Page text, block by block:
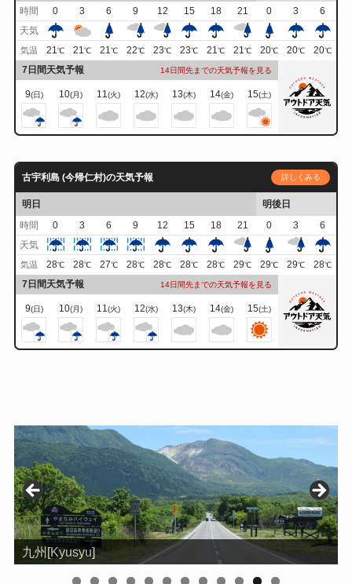
時間
0 3 6 9 12 15 18 21 0 3
6
天気
気温 21℃ 21℃ 21℃ 22℃ 23℃ 23℃ 21℃ 21℃ 20℃ 20℃ 20℃
7日間天気予報 14日間先までの天気予報を見る
9(日) 10(月) 11(火) 12(水) 13(木) 14(金) 15(土)
古宇利島 (今帰仁村)の天気予報 詳しくみる
明日
明後日
時間
0 3 6 9 12 15 18 21 0 3
6
天気
気温 28℃ 28℃ 27℃ 28℃ 28℃ 28℃ 28℃ 29℃ 29℃ 29℃ 28℃
7日間天気予報 14日間先までの天気予報を見る
9(日) 10(月) 11 (火) 12(水) 13(木) 14(金) 15(土)
沖縄[Okinawa]